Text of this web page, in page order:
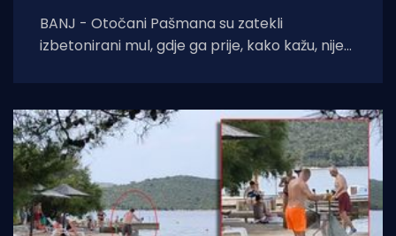
BANJ - Otočani Pašmana su zatekli
izbetonirani mul, gdje ga prije, kako kažu, nije